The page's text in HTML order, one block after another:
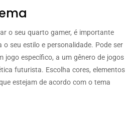
o seu quarto gamer, é importante
seu estilo e personalidade. Pode ser
jogo específico, a um gênero de jogos
futurista. Escolha cores, elementos
estejam de acordo com o tema